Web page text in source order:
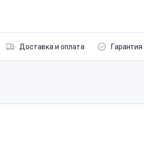
Доставка и оплата Гарантия